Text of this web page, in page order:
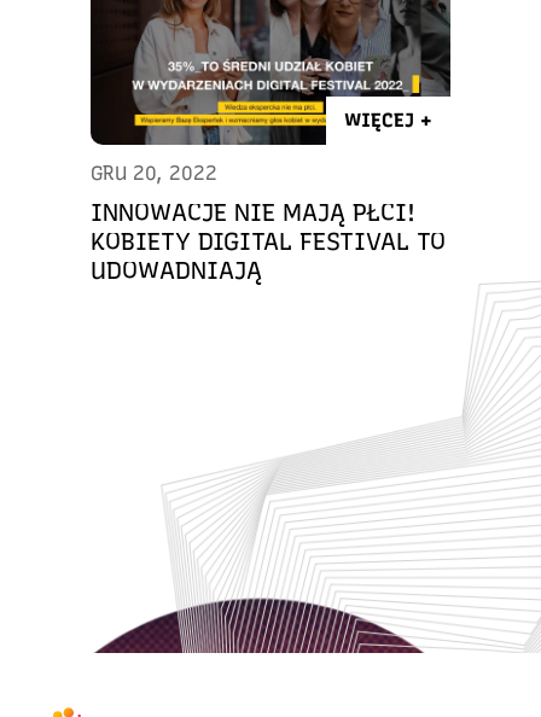
WIĘCEJ +
GRU 20, 2022
INNOWACJE NIE MAJĄ PŁCI!
KOBIETY DIGITAL FESTIVAL TO
UDOWADNIAJĄ